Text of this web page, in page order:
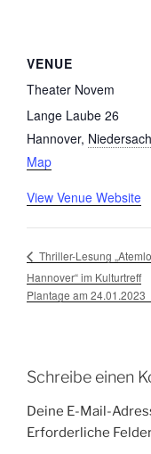
VENUE
Theater Novem
Lange Laube 26
Hannover,
Map
View Venue Website
Thriller-Lesung
Hannover“ im Kulturtreff
Plantage am 24.01.2023
Schreibe einen
Deine E-Mail-
Erforderliche